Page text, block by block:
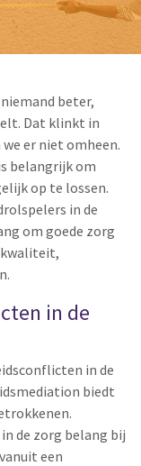
beter,
Dat klinkt in
er niet omheen.
belangrijk om
op te lossen.
in de
om goede zorg
kwaliteit,
in de
in de
biedt
de zorg belang bij
een